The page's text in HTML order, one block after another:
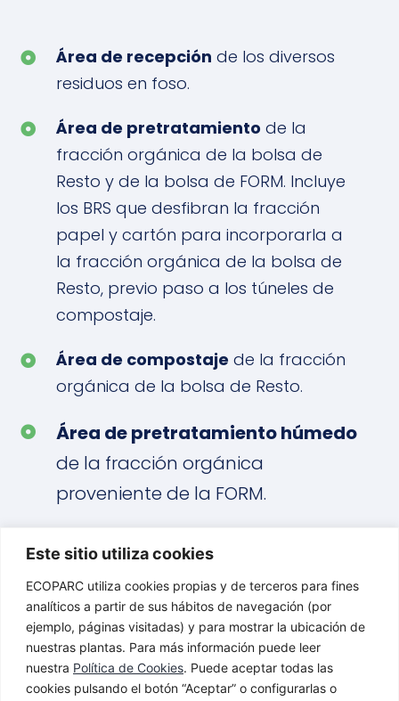
Este sitio utiliza cookies
ECOPARC utiliza cookies propias y de terceros para fines
analíticos a partir de sus hábitos de navegación (por
ejemplo, páginas visitadas) y para mostrar la ubicación de
nuestras plantas. Para más información puede leer
nuestra Política de Cookies. Puede aceptar todas las
cookies pulsando el botón “Aceptar” o configurarlas o
Área de recepción de los diversos
residuos en foso.
Área de pretratamiento de la
fracción orgánica de la bolsa de
Resto y de la bolsa de FORM. Incluye
los BRS que desfibran la fracción
papel y cartón para incorporarla a
la fracción orgánica de la bolsa de
Resto, previo paso a los túneles de
compostaje.
Área de compostaje de la fracción
orgánica de la bolsa de Resto.
Área de pretratamiento húmedo
de la fracción orgánica
proveniente de la FORM.
Línea de biometanización
FORM.
Línea de clasificacióny
almacenamiento del rechazo.